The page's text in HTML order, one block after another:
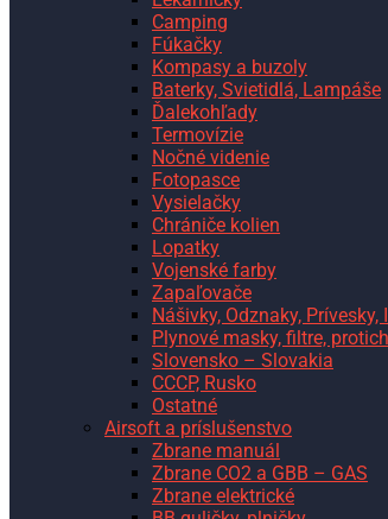
Camping
Fúkačky
Kompasy a buzoly
Baterky, Svietidlá, Lampáše
Ďalekohľady
Termovízie
Nočné videnie
Fotopasce
Vysielačky
Chrániče kolien
Lopatky
Vojenské farby
Zapaľovače
Nášivky, Odznaky,
Plynové masky, filtre,
Slovensko – Slovakia
CCCP, Rusko
Ostatné
Airsoft a príslušenstvo
Zbrane manuál
Zbrane CO2 a GBB – GAS
Zbrane elektrické